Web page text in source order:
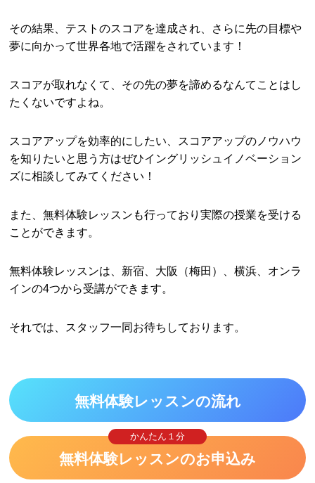
その結果、テストのスコアを達成され、さらに先の目標や
夢に向かって世界各地で活躍をされています！
スコアが取れなくて、その先の夢を諦めるなんてことはし
たくないですよね。
スコアアップを効率的にしたい、スコアアップのノウハウ
を知りたいと思う方はぜひイングリッシュイノベーション
ズに相談してみてください！
また、無料体験レッスンも行っており実際の授業を受ける
ことができます。
無料体験レッスンは、新宿、大阪（梅田）、横浜、オンラ
インの4つから受講ができます。
それでは、スタッフ一同お待ちしております。
無料体験レッスンの流れ
かんたん１分
無料体験レッスンのお申込み